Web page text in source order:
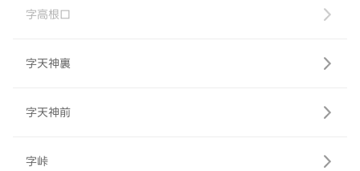
字高根口
字天神裏
字天神前
字峠